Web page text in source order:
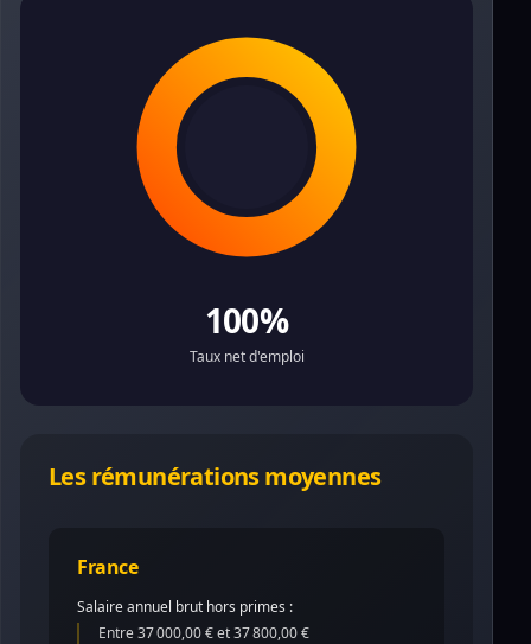
100%
Taux net d'emploi
Les rémunérations moyennes
France
Salaire annuel brut hors primes :
Entre 37 000,00 € et 37 800,00 €